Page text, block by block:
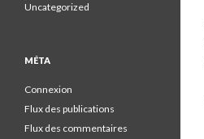
Uncategorized
MÉTA
Connexion
Flux des publications
Flux des commentaires